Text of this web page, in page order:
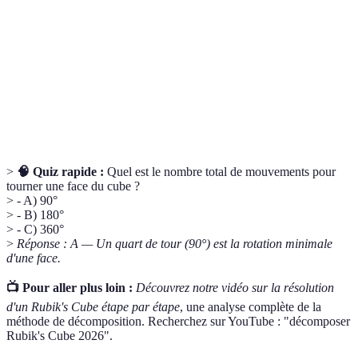
> 🧠 Quiz rapide : Quel est le nombre total de mouvements pour
tourner une face du cube ?
> - A) 90°
> - B) 180°
> - C) 360°
> Réponse : A — Un quart de tour (90°) est la rotation minimale
d'une face.
📺 Pour aller plus loin : Découvrez notre vidéo sur la résolution
d'un Rubik's Cube étape par étape, une analyse complète de la
méthode de décomposition. Recherchez sur YouTube : "décomposer
Rubik's Cube 2026".